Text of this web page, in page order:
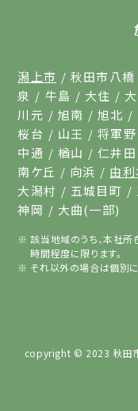
潟上市 秋田市八橋
泉
牛島 大住
川元
旭南 旭北
桜台
山王 将軍野
中通
楢山 仁井田
南ケ丘
向浜 由
大潟村
五城目町
神岡
大曲(一部)
該当地域のうち、本社所
時間程度に限ります。
それ以外の場合は個別
copyright © 2023 秋田